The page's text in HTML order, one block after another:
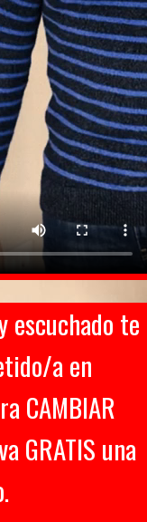
escuchado te
a en
CAMBIAR
GRATIS una